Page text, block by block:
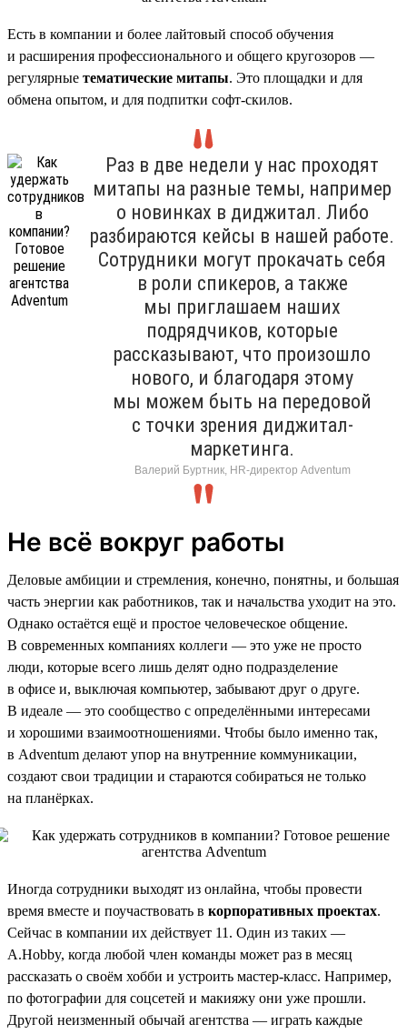
Есть в компании и более лайтовый способ обучения
и расширения профессионального и общего кругозоров —
регулярные тематические митапы. Это площадки и для
обмена опытом, и для подпитки софт-скилов.
Раз в две недели у нас проходят
митапы на разные темы, например
о новинках в диджитал. Либо
разбираются кейсы в нашей работе.
Сотрудники могут прокачать себя
в роли спикеров, а также
мы приглашаем наших
подрядчиков, которые
рассказывают, что произошло
нового, и благодаря этому
мы можем быть на передовой
с точки зрения диджитал-
маркетинга.
Валерий Буртник, HR-директор Adventum
Не всё вокруг работы
Деловые амбиции и стремления, конечно, понятны, и большая
часть энергии как работников, так и начальства уходит на это.
Однако остаётся ещё и простое человеческое общение.
В современных компаниях коллеги — это уже не просто
люди, которые всего лишь делят одно подразделение
в офисе и, выключая компьютер, забывают друг о друге.
В идеале — это сообщество с определёнными интересами
и хорошими взаимоотношениями. Чтобы было именно так,
в Adventum делают упор на внутренние коммуникации,
создают свои традиции и стараются собираться не только
на планёрках.
Иногда сотрудники выходят из онлайна, чтобы провести
время вместе и поучаствовать в корпоративных проектах.
Сейчас в компании их действует 11. Один из таких —
A.Hobby, когда любой член команды может раз в месяц
рассказать о своём хобби и устроить мастер-класс. Например,
по фотографии для соцсетей и макияжу они уже прошли.
Другой неизменный обычай агентства — играть каждые